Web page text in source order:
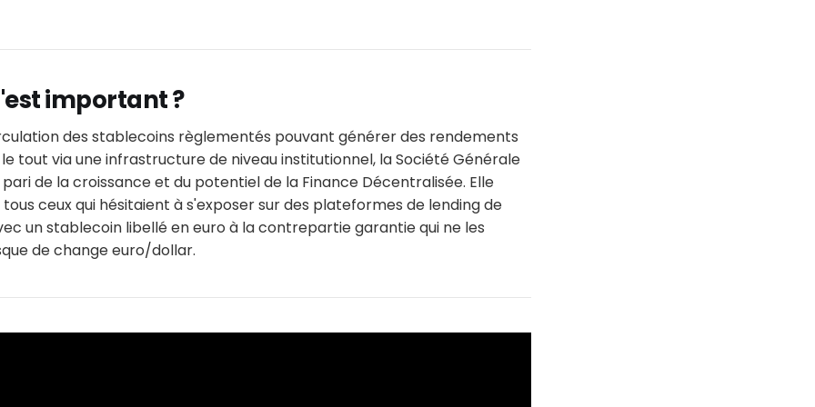
important ?
des stablecoins règlementés pouvant générer des rendements
tout via une infrastructure de niveau institutionnel, la Société Générale
de la croissance et du potentiel de la Finance Décentralisée. Elle
ceux qui hésitaient à s'exposer sur des plateformes de lending de
un stablecoin libellé en euro à la contrepartie garantie qui ne les
de change euro/dollar.